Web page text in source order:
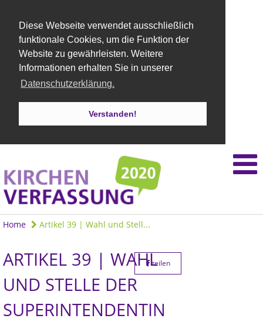
Diese Webseite verwendet ausschließlich
funktionale Cookies, um die Funktion der
Website zu gewährleisten. Weitere
Informationen erhalten Sie in unserer
Datenschutzerklärung.
Verstanden!
Home Artikel 39 | Wahl und Stell...
ARTIKEL 39 | WAHL
UND STELLE DER
SUPERINTENDENTIN
teilen